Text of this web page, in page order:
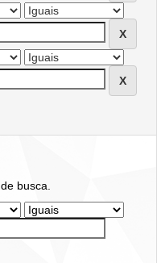
busca.